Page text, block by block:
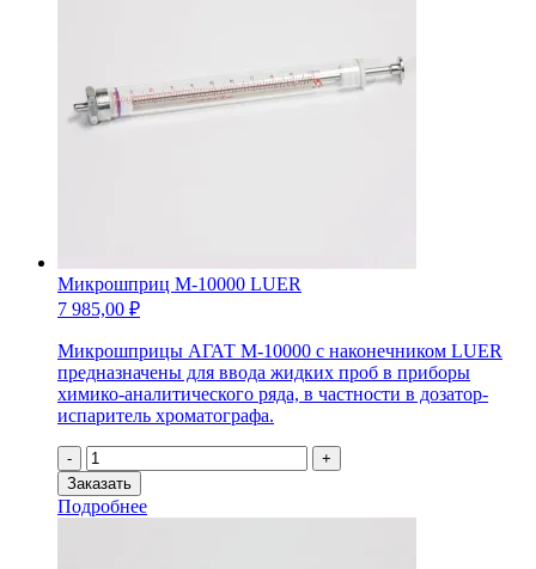
Микрошприц М-10000 LUER
7 985,00 ₽
Микрошприцы АГАТ М-10000 с наконечником LUER
предназначены для ввода жидких проб в приборы
химико-аналитического ряда, в частности в дозатор-
испаритель хроматографа.
-
Количество
товара
Микрошприц
М-10000
+
Заказать
Подробнее